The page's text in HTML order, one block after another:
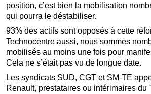
position, c’est bien la mobilisation
qui pourra le déstabiliser.
93% des actifs sont opposés à cette
Technocentre aussi, nous sommes
mobilisés au moins une fois pour
Cela ne s’était pas vu de longue date.
Les syndicats SUD, CGT et SM-TE
Renault, prestataires ou intérimaires du